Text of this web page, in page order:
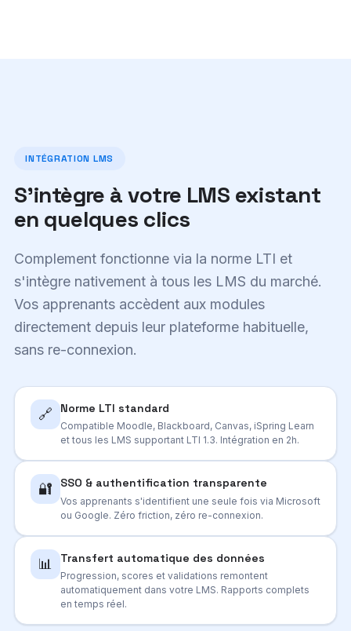
INTÉGRATION LMS
S'intègre à votre LMS existant
en quelques clics
Complement fonctionne via la norme LTI et
s'intègre nativement à tous les LMS du marché.
Vos apprenants accèdent aux modules
directement depuis leur plateforme habituelle,
sans re-connexion.
🔗 Norme LTI standard
Compatible Moodle, Blackboard, Canvas, iSpring Learn
et tous les LMS supportant LTI 1.3. Intégration en 2h.
🔐 SSO & authentification transparente
Vos apprenants s'identifient une seule fois via Microsoft
ou Google. Zéro friction, zéro re-connexion.
📊 Transfert automatique des données
Progression, scores et validations remontent
automatiquement dans votre LMS. Rapports complets
en temps réel.